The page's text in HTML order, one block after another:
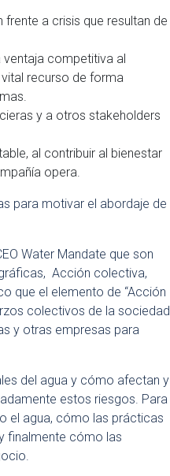
a crisis que resultan de
ventaja competitiva al
recurso de forma
y a otros stakeholders
al contribuir al bienestar
opera.
para motivar el abordaje de
Water Mandate que son
Acción colectiva,
que el elemento de “Acción
colectivos de la sociedad
y otras empresas para
del agua y cómo afectan y
estos riesgos. Para
el agua, cómo las prácticas
finalmente cómo las